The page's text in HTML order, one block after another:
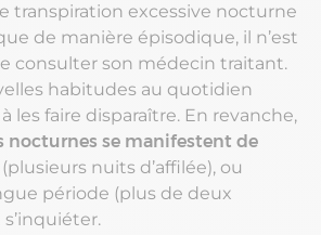
transpiration excessive nocturne
de manière épisodique, il n’est
consulter son médecin traitant.
habitudes au quotidien
les faire disparaître. En revanche,
nocturnes se manifestent de
(plusieurs nuits d’affilée), ou
période (plus de deux